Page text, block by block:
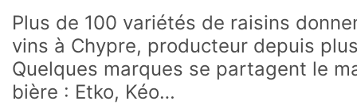
Plus de 100 variétés de raisins
vins à Chypre, producteur depuis
Quelques marques se partagent le
bière : Etko, Kéo…